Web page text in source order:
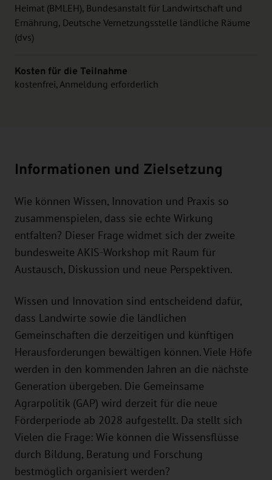
Heimat (BMLEH), Bundesanstalt für Landwirtschaft und
Ernährung, Deutsche Vernetzungsstelle ländliche Räume
(dvs)
Kosten für die Teilnahme
kostenfrei, Anmeldung erforderlich
Informationen und Zielsetzung
Wie können Wissen, Innovation und Praxis so
zusammenspielen, dass sie echte Wirkung
entfalten? Dieser Frage widmet sich der zweite
bundesweite AKIS-Workshop mit Raum für
Austausch, Diskussion und neue Perspektiven.
Wissen und Innovation sind entscheidend dafür,
dass Landwirte sowie die ländlichen
Gemeinschaften die derzeitigen und künftigen
Herausforderungen bewältigen können. Viele Höfe
werden in den kommenden Jahren an die nächste
Generation übergeben. Die Gemeinsame
Agrarpolitik (GAP) wird derzeit für die neue
Förderperiode ab 2028 aufgestellt. Da stellt sich
Vielen die Frage: Wie können die Wissensflüsse
durch Bildung, Beratung und Forschung
bestmöglich organisiert werden?